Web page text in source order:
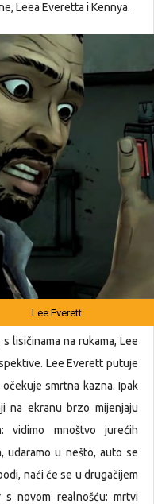
Leea Everetta i Kennya.
Lee Everett
lisičinama na rukama, Lee
Lee Everett putuje
smrtna kazna. Ipak
na ekranu brzo mijenjaju
vidimo mnoštvo jurećih
udaramo u nešto, auto se
naći će se u drugačijem
novom realnošću: mrtvi